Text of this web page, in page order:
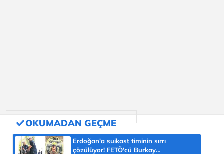
Erdoğan'a suikast timinin sırrı
çözülüyor! FETÖ'cü Burkay